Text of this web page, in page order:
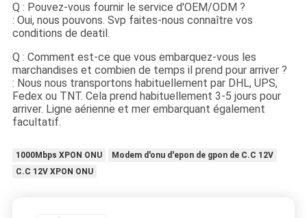
Q : Pouvez-vous fournir le service d'OEM/ODM ?
: Oui, nous pouvons. Svp faites-nous connaître vos
conditions de deatil.
Q : Comment est-ce que vous embarquez-vous les
marchandises et combien de temps il prend pour arriver ?
: Nous nous transportons habituellement par DHL, UPS,
Fedex ou TNT. Cela prend habituellement 3-5 jours pour
arriver. Ligne aérienne et mer embarquant également
facultatif.
1000Mbps XPON ONU
Modem d'onu d'epon de gpon de C.C 12V
C.C 12V XPON ONU